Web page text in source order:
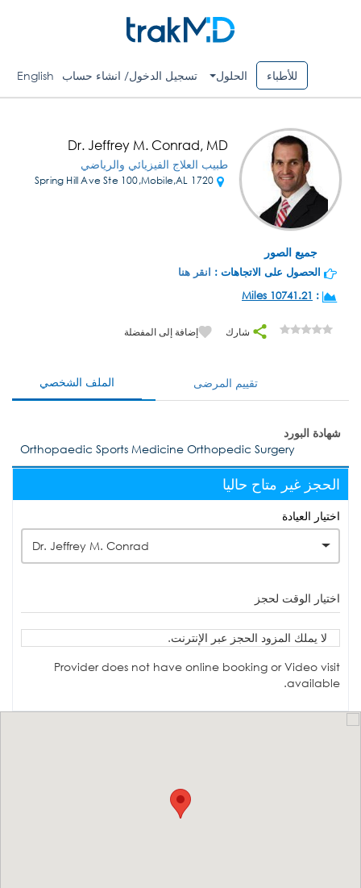
للأطباء الحلول تسجيل الدخول/ انشاء حساب English
جميع الصور
Dr. Jeffrey M. Conrad, MD
طبيب العلاج الفيزيائي والرياضي
الحصول على الاتجاهات : انقر هنا
:
10741.21 Miles
شارك إضافة إلى المفضلة
الملف الشخصي تقييم المرضى
شهادة البورد
Orthopaedic Sports Medicine Orthopedic Surgery
الحجز غير متاح حاليا
اختيار العيادة
Dr. Jeffrey M. Conrad
اختيار الوقت لحجز
لا يملك المزود الحجز عبر الإنترنت.
Provider does not have online booking or Video visit
available.